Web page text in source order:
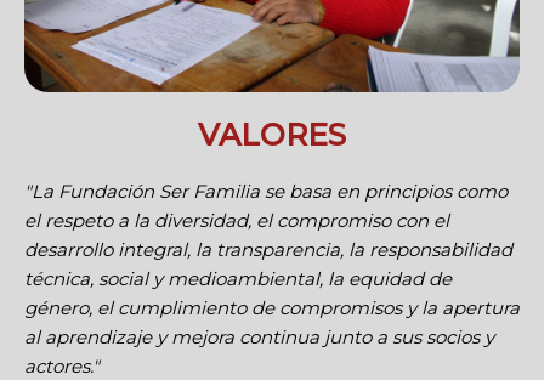
VALORES
"La Fundación Ser Familia se basa en principios como
el respeto a la diversidad, el compromiso con el
desarrollo integral, la transparencia, la responsabilidad
técnica, social y medioambiental, la equidad de
género, el cumplimiento de compromisos y la apertura
al aprendizaje y mejora continua junto a sus socios y
actores."